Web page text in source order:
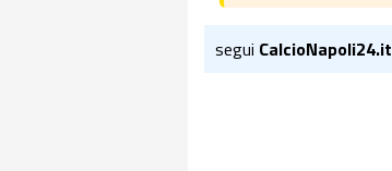
segui CalcioNapoli24.it